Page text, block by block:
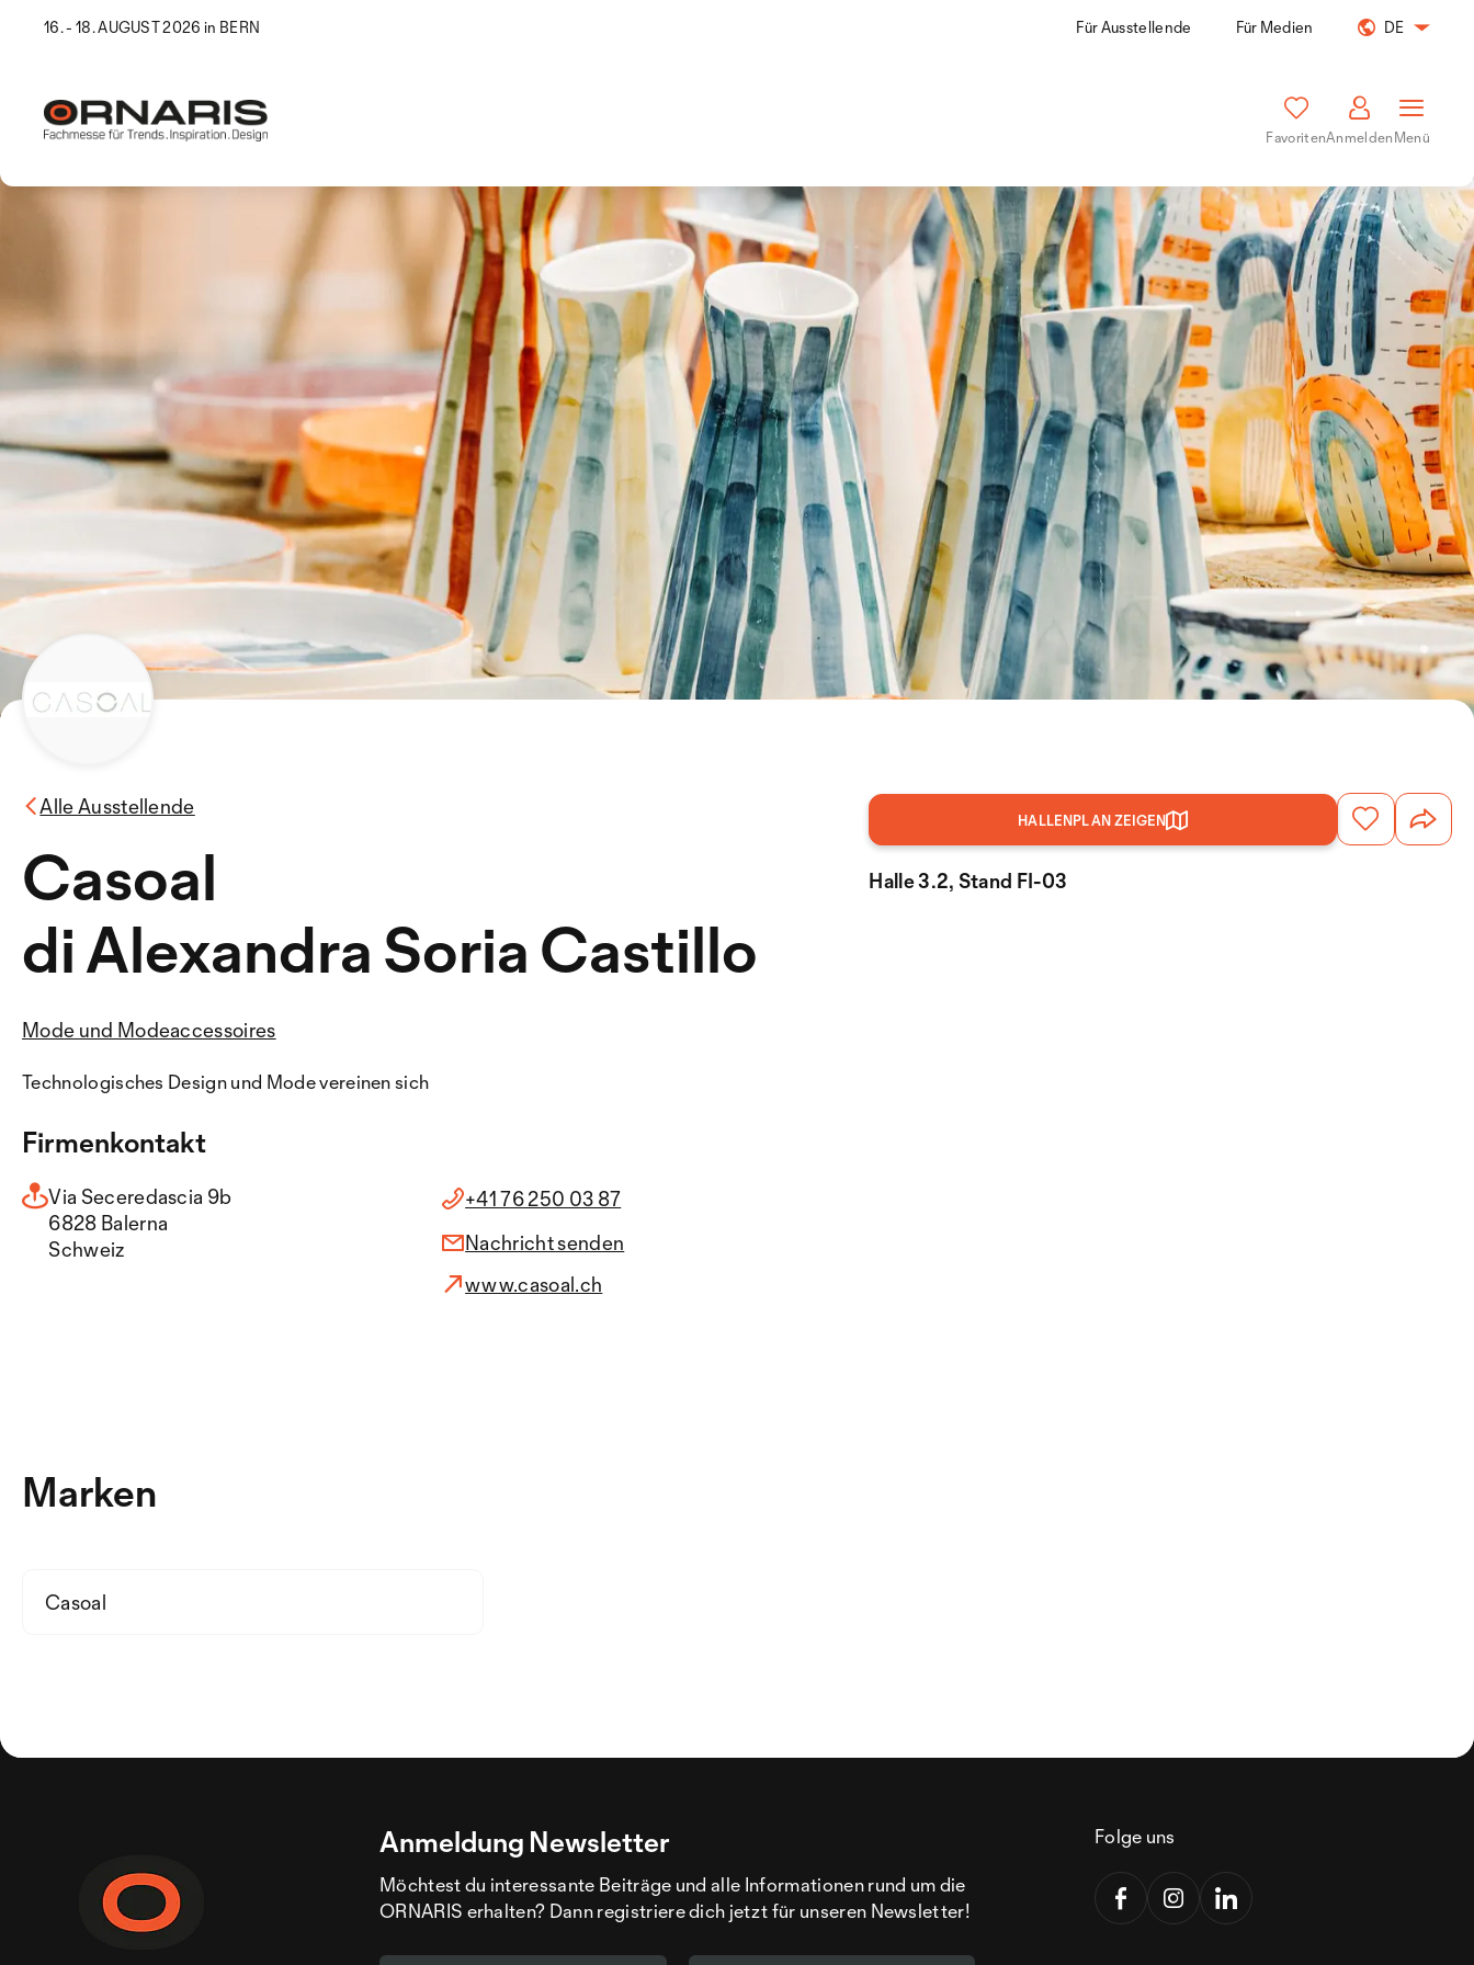
16. - 18. AUGUST 2026 in BERN Für Ausstellende Für Medien DE
FavoritenAnmeldenMenü
Alle Ausstellende
Casoal
di Alexandra Soria Castillo
Mode und Modeaccessoires
HALLENPLAN ZEIGEN
Halle 3.2, Stand FI-03
Technologisches Design und Mode vereinen sich
Firmenkontakt
Via Seceredascia 9b
6828 Balerna
Schweiz
+41 76 250 03 87
Nachricht senden
www.casoal.ch
Marken
Casoal
Anmeldung Newsletter
Möchtest du interessante Beiträge und alle Informationen rund um die
ORNARIS erhalten? Dann registriere dich jetzt für unseren Newsletter!
Folge uns